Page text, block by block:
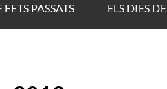
PASSATS
ELS DIES